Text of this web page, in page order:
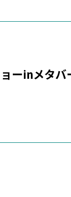
ーinメタ